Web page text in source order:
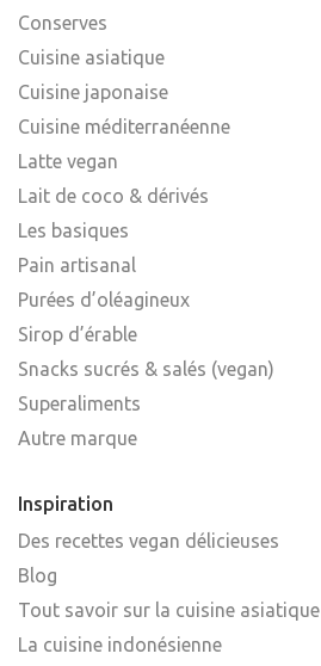
Conserves
Cuisine asiatique
Cuisine japonaise
Cuisine méditerranéenne
Latte vegan
Lait de coco & dérivés
Les basiques
Pain artisanal
Purées d’oléagineux
Sirop d’érable
Snacks sucrés & salés (vegan)
Superaliments
Autre marque
Inspiration
Des recettes vegan délicieuses
Blog
Tout savoir sur la cuisine asiatique
La cuisine indonésienne